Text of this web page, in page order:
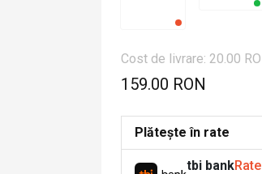
Cost de livrare: 20.00
159.00 RON
Plătește în rate
tbi bank